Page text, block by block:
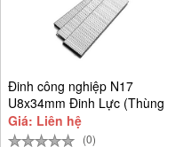
Đinh công nghiệp N17
U8x34mm Đinh Lực (Thùng
9.384 cây)
Giá: Liên hệ
(0)